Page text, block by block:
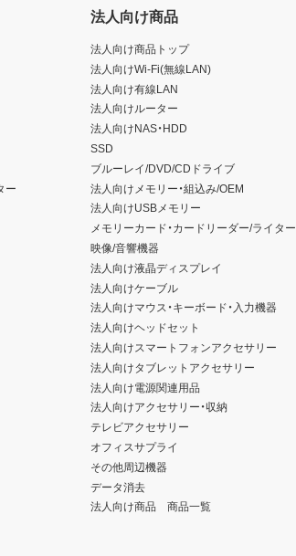
ー
法人向け商品
法人向け商品トップ
法人向けWi-Fi(無線LAN)
法人向け有線LAN
法人向けルーター
法人向けNAS・HDD
SSD
ブルーレイ/DVD/CDドライブ
法人向けメモリー・組込み/OEM
法人向けUSBメモリー
メモリーカード・カードリーダー/ライター
映像/音響機器
法人向け液晶ディスプレイ
法人向けケーブル
法人向けマウス・キーボード・入力機器
法人向けヘッドセット
法人向けスマートフォンアクセサリー
法人向けタブレットアクセサリー
法人向け電源関連用品
法人向けアクセサリー・収納
テレビアクセサリー
オフィスサプライ
その他周辺機器
データ消去
法人向け商品 商品一覧